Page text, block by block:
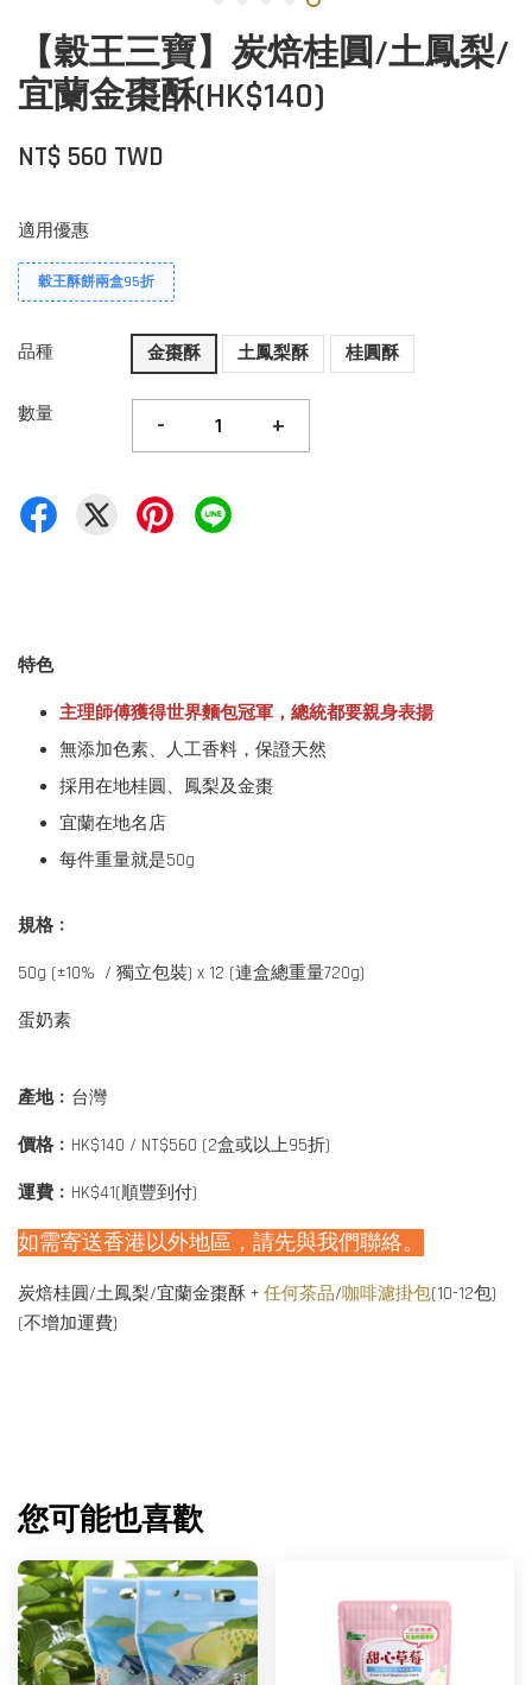
【穀王三寶】炭焙桂圓/土鳳梨/
宜蘭金棗酥(HK$140)
NT$ 560 TWD
適用優惠
穀王酥餅兩盒95折
品種 金棗酥 土鳳梨酥 桂圓酥
數量 - +
特色
主理師傅獲得世界麵包冠軍，總統都要親身表揚
無添加色素、人工香料，保證天然
採用在地桂圓、鳳梨及金棗
宜蘭在地名店
每件重量就是50g
規格﹕
50g (±10% / 獨立包裝) x 12 (連盒總重量720g)
蛋奶素
產地﹕ 台灣
價格﹕ HK$140 / NT$560 (2盒或以上95折)
運費﹕ HK$41(順豐到付)
如需寄送香港以外地區，請先與我們聯絡。
炭焙桂圓/土鳳梨/宜蘭金棗酥 + 任何茶品/咖啡濾掛包(10-12包)
(不增加運費)
您可能也喜歡